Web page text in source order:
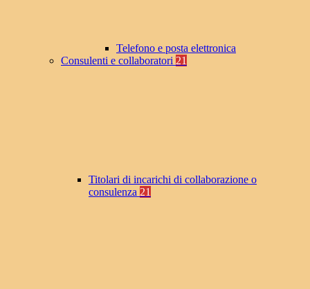
Telefono e posta elettronica
Consulenti e collaboratori 21
Titolari di incarichi di collaborazione o
consulenza 21